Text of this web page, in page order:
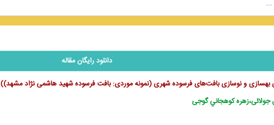
دانلود رایگان مقاله
بهسازی و نوسازی بافت‌های فرسوده شهری (نمونه موردی: بافت فرسوده شهید هاشمی نژاد مشهد))
جولائی،زهره كوهجاني گوجی